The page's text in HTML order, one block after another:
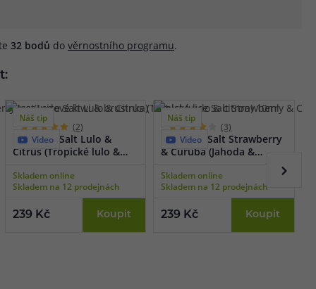
32 bodů do věrnostního programu.
Náš tip
Video
(2)
Just Juice Salt Lulo &
Citrus (Tropické lulo &
Skladem online
Skladem na 12 prodejnách
239 Kč Koupit
Náš tip
Video
(3)
Just Juice Salt Strawberry
& Curuba (Jahoda &
Skladem online
Skladem na 12 prodejnách
239 Kč Koupit